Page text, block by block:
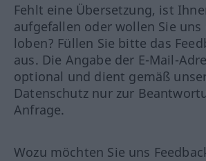
Fehlt eine Übersetzung, ist
aufgefallen oder wollen Sie uns
loben? Füllen Sie bitte das
aus. Die Angabe der E-Mail-
optional und dient gemäß
Datenschutz nur zur
Anfrage.
Wozu möchten Sie uns